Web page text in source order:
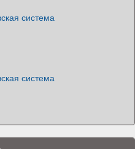
система
система